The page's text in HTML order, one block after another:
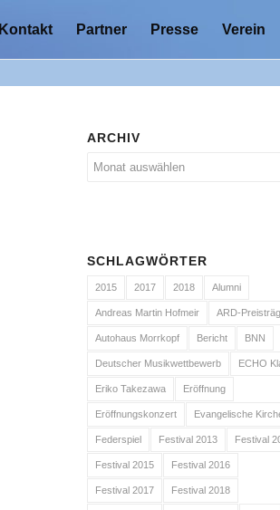
Kontakt Partner Presse Verein
ARCHIV
SCHLAGWÖRTER
2015 2017 2018 Alumni
Andreas Martin Hofmeir ARD-
Autohaus Morrkopf Bericht BNN
Deutscher Musikwettbewerb ECHO
Eriko Takezawa Eröffnung
Eröffnungskonzert Evangelische
Federspiel Festival 2013 Festival
Festival 2015 Festival 2016
Festival 2017 Festival 2018